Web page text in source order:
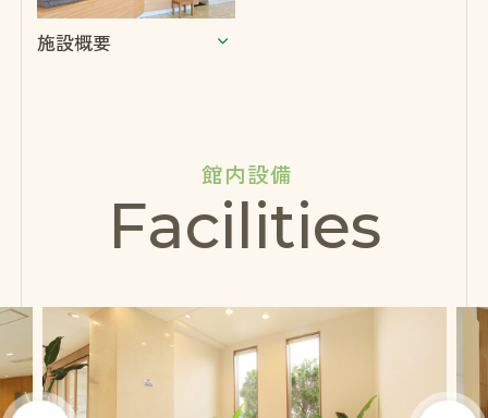
施設概要
館内設備
Facilities